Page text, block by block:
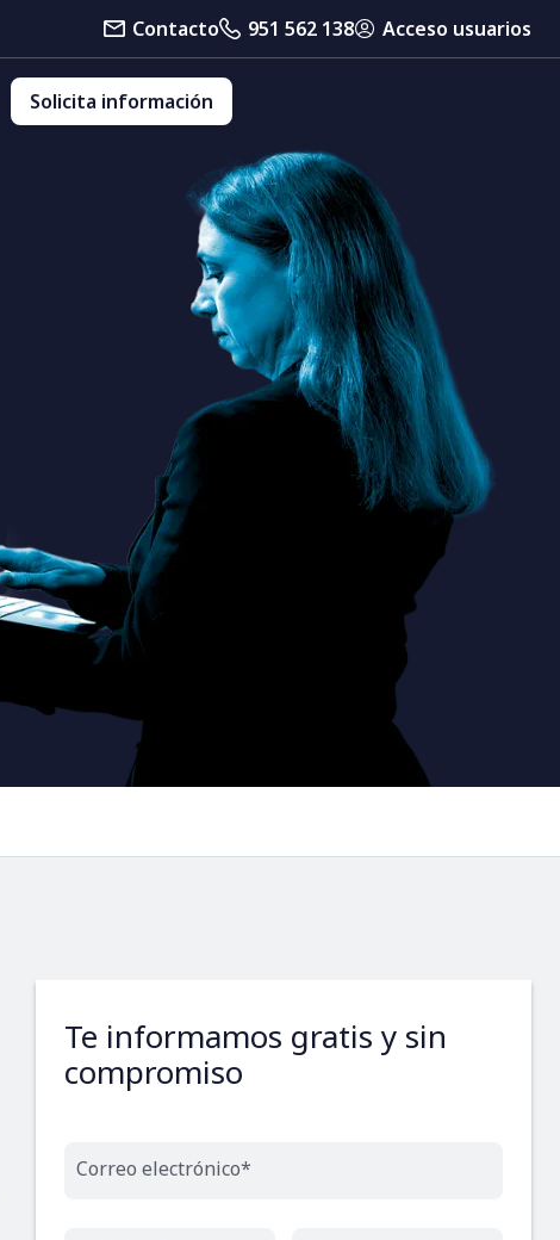
Contacto 951 562 138 Acceso usuarios
Solicita información
Te informamos gratis y sin
compromiso
Correo electrónico*